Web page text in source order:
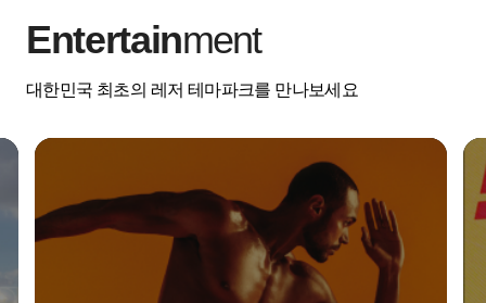
Entertainment
대한민국 최초의 레저 테마파크를 만나보세요